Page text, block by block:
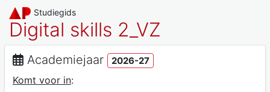
Studiegids
Digital skills 2_VZ
Academiejaar 2026-27
Komt voor in: